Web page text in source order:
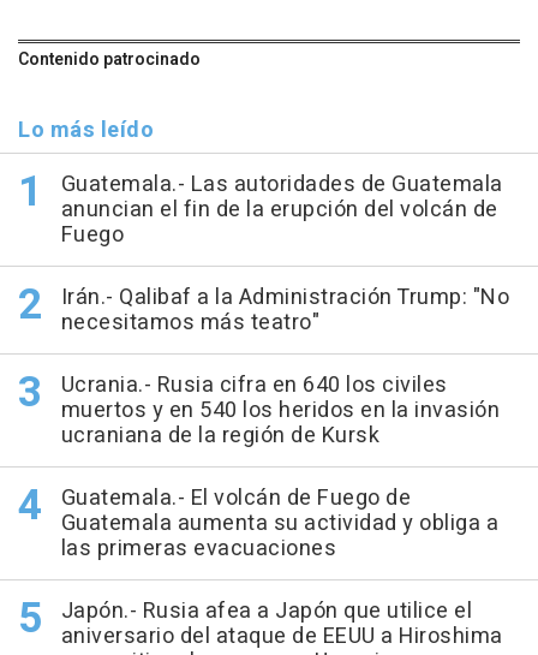
Contenido patrocinado
Lo más leído
Guatemala.- Las autoridades de Guatemala
anuncian el fin de la erupción del volcán de
Fuego
Irán.- Qalibaf a la Administración Trump: "No
necesitamos más teatro"
Ucrania.- Rusia cifra en 640 los civiles
muertos y en 540 los heridos en la invasión
ucraniana de la región de Kursk
Guatemala.- El volcán de Fuego de
Guatemala aumenta su actividad y obliga a
las primeras evacuaciones
Japón.- Rusia afea a Japón que utilice el
aniversario del ataque de EEUU a Hiroshima